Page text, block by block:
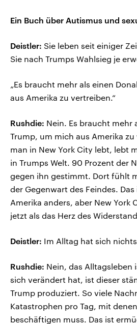
Ein Buch über Autismus und
Deistler: Sie leben seit einiger
Sie nach Trumps Wahlsieg je
„Es braucht mehr als einen
aus Amerika zu vertreiben.“
Rushdie: Nein. Es braucht mehr
Trump, um mich aus Amerika
man in New York City lebt, lebt
in Trumps Welt. 90 Prozent der
gegen ihn gestimmt. Dort fühlt
der Gegenwart des Feindes.
Amerika anders, aber New York
jetzt als das Herz des
Deistler: Im Alltag hat sich
Rushdie: Nein, das Alltagsleben
sich verändert hat, ist dieser
Trump produziert. So viele
Katastrophen pro Tag, mit
beschäftigen muss. Das ist